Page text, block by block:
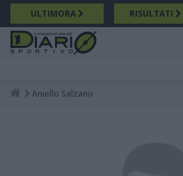
Salta
al
contenuto
principale
ULTIMORA RISULTATI
Breadcrumb
Aniello Salzano